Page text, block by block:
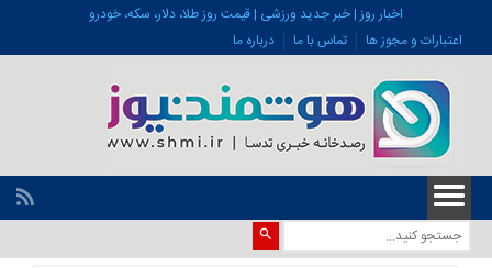
اخبار روز | خبر جدید ورزشی | قیمت روز طلا، دلار، سکه، خودرو
اعتبارات و مجوز ها
تماس با ما درباره ما